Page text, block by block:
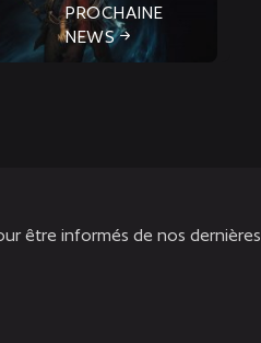
PROCHAINE
NEWS
être informés de nos dernières